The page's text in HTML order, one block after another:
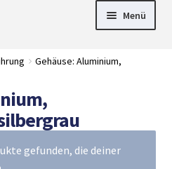
Menü
► LED Panel
►
►
Gehäuse: Aluminium,
gefunden, die deiner